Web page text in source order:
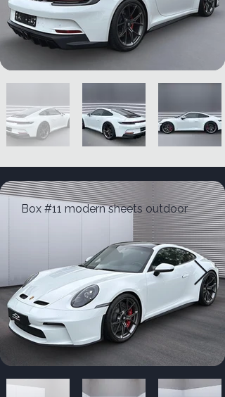
Box #11 modern sheets outdoor